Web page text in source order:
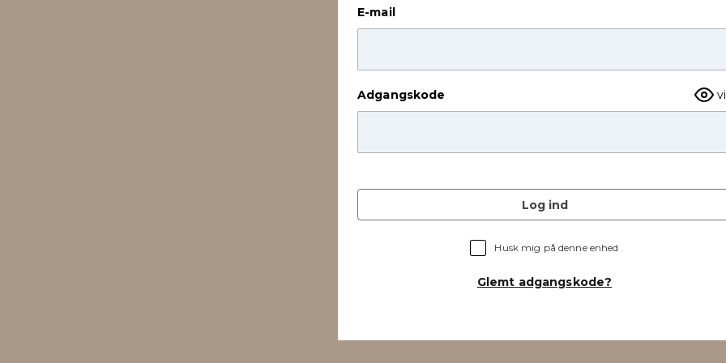
E-mail
Adgangskode
Log ind
Husk mig på denne enhed
Glemt adgangskode?